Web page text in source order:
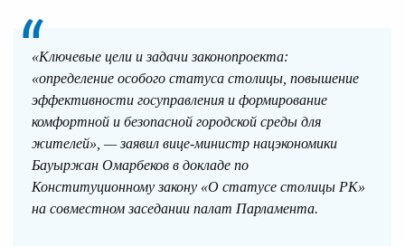
«Ключевые цели и задачи законопроекта:
«определение особого статуса столицы, повышение
эффективности госуправления и формирование
комфортной и безопасной городской среды для
жителей», — заявил вице-министр нацэкономики
Бауыржан Омарбеков в докладе по
Конституционному закону «О статусе столицы РК»
на совместном заседании палат Парламента.